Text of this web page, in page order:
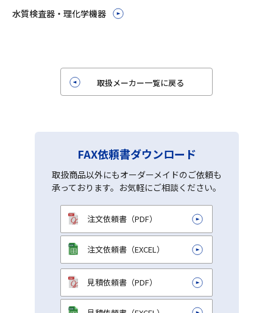
水質検査器・理化学機器
取扱メーカー一覧に戻る
FAX依頼書ダウンロード
取扱商品以外にもオーダーメイドのご依頼も
承っております。お気軽にご相談ください。
注文依頼書（PDF）
注文依頼書（EXCEL）
見積依頼書（PDF）